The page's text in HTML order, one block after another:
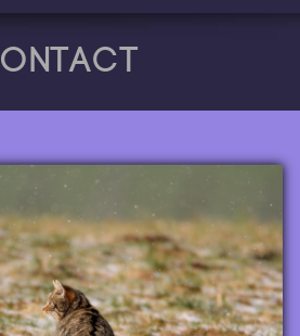
Contact